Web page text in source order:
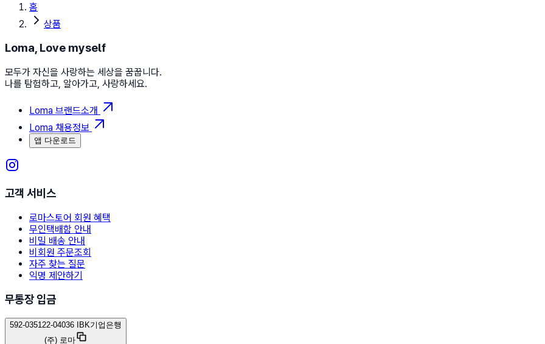
홈
상품
Loma, Love myself
모두가 자신을 사랑하는 세상을 꿈꿉니다.
나를 탐험하고, 알아가고, 사랑하세요.
Loma 브랜드소개
Loma 채용정보
앱 다운로드
고객 서비스
로마스토어 회원 혜택
무인택배함 안내
비밀 배송 안내
비회원 주문조회
자주 찾는 질문
익명 제안하기
무통장 입금
592-035122-04036 IBK기업은행
(주) 로마